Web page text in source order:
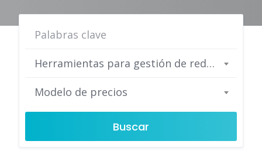
Herramientas para gestión de redes sociales
Modelo de precios
Buscar